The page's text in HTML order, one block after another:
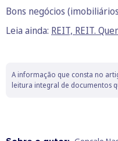
Bons negócios
Leia ainda: REIT, REIT.
A informação que consta no
leitura integral de documentos